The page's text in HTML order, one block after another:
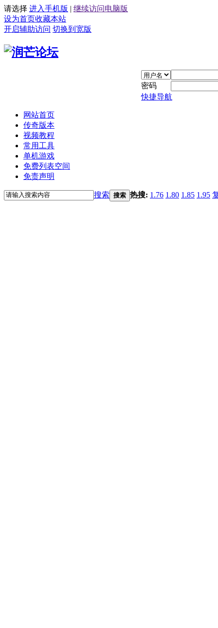
请选择 进入手机版 | 继续访问电脑版
设为首页收藏本站
开启辅助访问 切换到宽版
密码
快捷导航
网站首页
传奇版本
视频教程
常用工具
单机游戏
免费列表空间
免责声明
搜索 搜索 热搜: 1.76 1.80 1.85 1.95